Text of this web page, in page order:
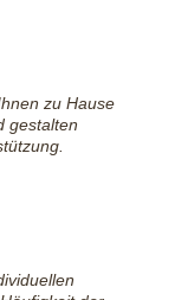
zu Hause
gestalten